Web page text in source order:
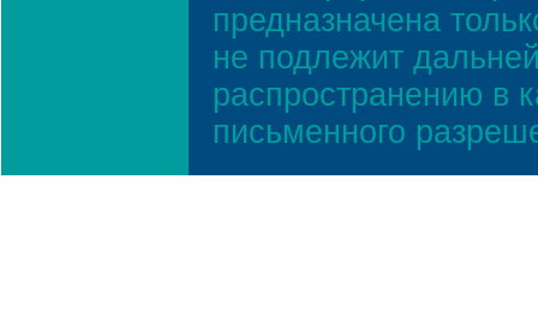
предназначена
не подлежит
распространению в
письменного